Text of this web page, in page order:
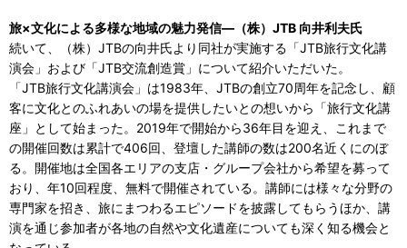
旅×文化による多様な地域の魅力発信―（株）JTB 向井利夫氏
続いて、（株）JTBの向井氏より同社が実施する「JTB旅行文化講
演会」および「JTB交流創造賞」について紹介いただいた。
「JTB旅行文化講演会」は1983年、JTBの創立70周年を記念し、顧
客に文化とのふれあいの場を提供したいとの想いから「旅行文化講
座」として始まった。2019年で開始から36年目を迎え、これまで
の開催回数は累計で406回、登壇した講師の数は200名近くにのぼ
る。開催地は全国各エリアの支店・グループ会社から希望を募って
おり、年10回程度、無料で開催されている。講師には様々な分野の
専門家を招き、旅にまつわるエピソードを披露してもらうほか、講
演を通じ参加者が各地の自然や文化遺産についても深く知る機会と